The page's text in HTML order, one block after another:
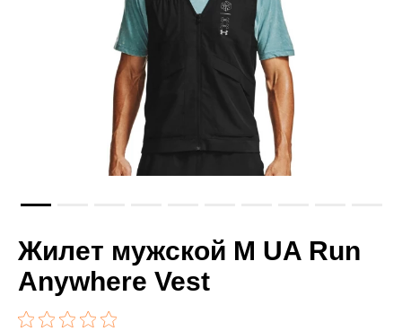
Жилет мужской M UA Run
Anywhere Vest